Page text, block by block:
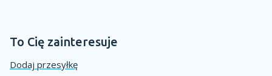
To Cię zainteresuje
Dodaj przesyłkę